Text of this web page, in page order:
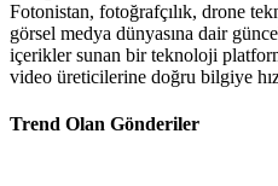
Fotonistan, fotoğrafçılık, drone
görsel medya dünyasına dair
içerikler sunan bir teknoloji
video üreticilerine doğru bilgiye
Trend Olan Gönderiler